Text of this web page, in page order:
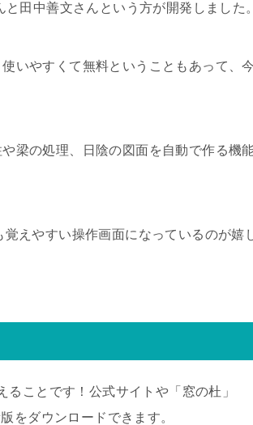
田中善文さんという方が開発しました。
いやすくて無料ということもあって、今
梁の処理、日陰の図面を自動で作る機
えやすい操作画面になっているのが嬉
ことです！公式サイトや「窓の杜」
をダウンロードできます。